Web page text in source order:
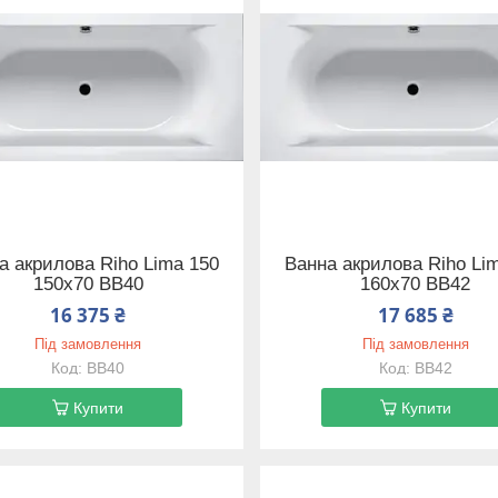
акрилова Riho Lima 150
150x70 BB40
16 375 ₴
Під замовлення
BB40
Купити
Ванна акрилова Riho
160x70 BB42
17 685 ₴
Під замовлення
BB42
Купити